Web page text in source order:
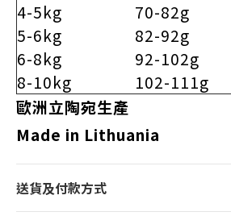
4-5kg
70-82g
5-6kg
82-92g
6-8kg
92-102g
8-10kg
102-111g
歐洲立陶宛生產
Made in Lithuania
送貨及付款方式